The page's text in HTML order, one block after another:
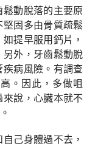
鬆動脫落的主要原
堅固多由骨質疏鬆
提早服用鈣片，
外，牙齒鬆動脫
病風險。有調查
。因此，多做咀
來說，心臟本就不
己身體過不去，